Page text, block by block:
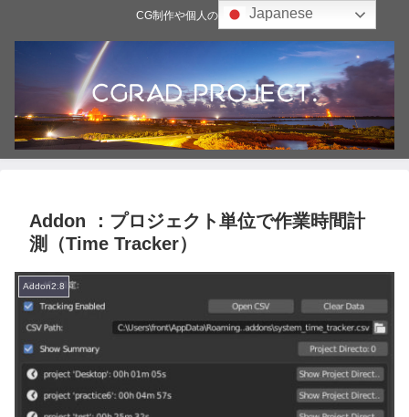
CG制作や個人の雑記ブログ
Addon ：プロジェクト単位で作業時間計
測（Time Tracker）
Addon2.8
Japanese